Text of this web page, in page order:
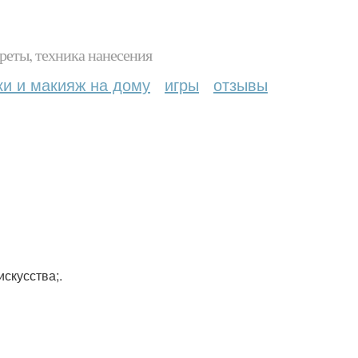
техника нанесения
и макияж на дому игры отзывы